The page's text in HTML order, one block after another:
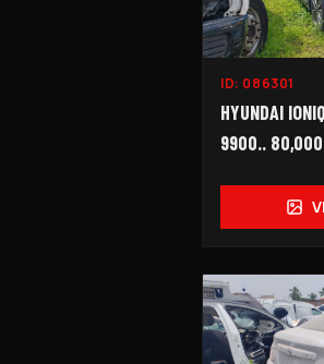
ID: 086301
HYUNDAI
9900.. 80,000